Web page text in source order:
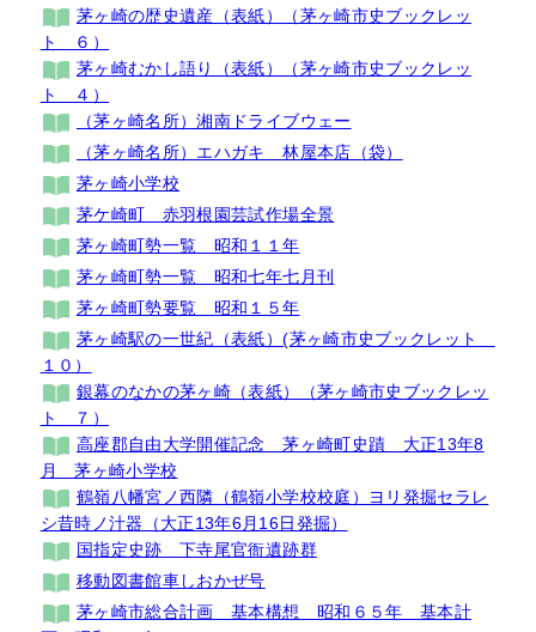
茅ヶ崎の歴史遺産（表紙）（茅ヶ崎市史ブックレッ
ト ６）
茅ヶ崎むかし語り（表紙）（茅ヶ崎市史ブックレッ
ト ４）
（茅ヶ崎名所）湘南ドライブウェー
（茅ヶ崎名所）エハガキ 林屋本店（袋）
茅ヶ崎小学校
茅ケ崎町 赤羽根園芸試作場全景
茅ヶ崎町勢一覧 昭和１１年
茅ヶ崎町勢一覧 昭和七年七月刊
茅ヶ崎町勢要覧 昭和１５年
茅ヶ崎駅の一世紀（表紙）(茅ヶ崎市史ブックレット
１０）
銀幕のなかの茅ヶ崎（表紙）（茅ヶ崎市史ブックレッ
ト ７）
高座郡自由大学開催記念 茅ヶ崎町史蹟 大正13年8
月 茅ヶ崎小学校
鶴嶺八幡宮ノ西隣（鶴嶺小学校校庭）ヨリ発掘セラレ
シ昔時ノ汁器（大正13年6月16日発掘）
国指定史跡 下寺尾官衙遺跡群
移動図書館車しおかぜ号
茅ヶ崎市総合計画 基本構想 昭和６５年 基本計